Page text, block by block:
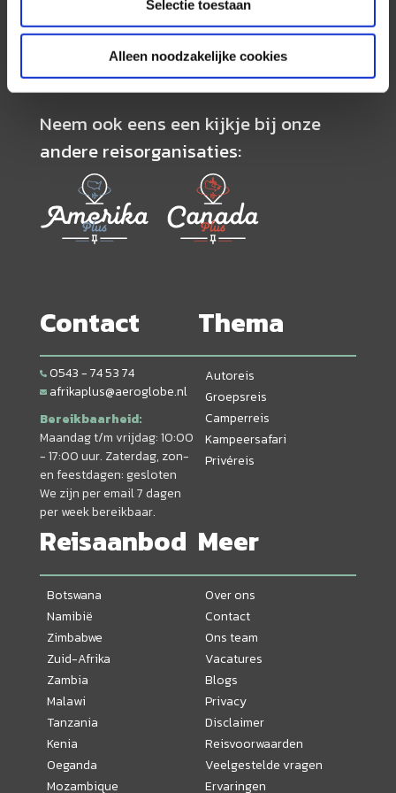
Selectie toestaan
Alleen noodzakelijke cookies
volledig op maat worden samengesteld.
Neem ook eens een kijkje bij onze
andere reisorganisaties:
Contact
0543 - 74 53 74
afrikaplus@aeroglobe.nl
Bereikbaarheid:
Maandag t/m vrijdag: 10:00
- 17:00 uur. Zaterdag, zon-
en feestdagen: gesloten
We zijn per email 7 dagen
per week bereikbaar.
Thema
Autoreis
Groepsreis
Camperreis
Kampeersafari
Privéreis
Reisaanbod
Botswana
Namibië
Zimbabwe
Zuid-Afrika
Zambia
Malawi
Tanzania
Kenia
Oeganda
Mozambique
Meer
Over ons
Contact
Ons team
Vacatures
Blogs
Privacy
Disclaimer
Reisvoorwaarden
Veelgestelde vragen
Ervaringen